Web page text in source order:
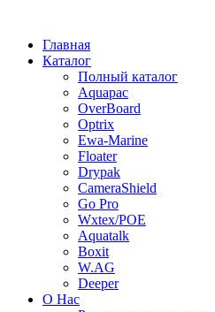
Главная
Каталог
Полный каталог
Aquapac
OverBoard
Optrix
Ewa-Marine
Floater
Drypak
CameraShield
Go Pro
Wxtex/POE
Aquatalk
Boxit
W.AG
Deeper
О Нас